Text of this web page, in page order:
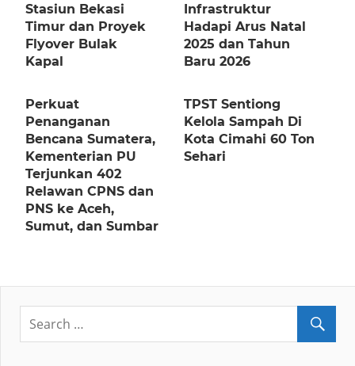
Stasiun Bekasi
Timur dan Proyek
Flyover Bulak
Kapal
Infrastruktur
Hadapi Arus Natal
2025 dan Tahun
Baru 2026
Perkuat
Penanganan
Bencana Sumatera,
Kementerian PU
Terjunkan 402
Relawan CPNS dan
PNS ke Aceh,
Sumut, dan Sumbar
TPST Sentiong
Kelola Sampah Di
Kota Cimahi 60 Ton
Sehari